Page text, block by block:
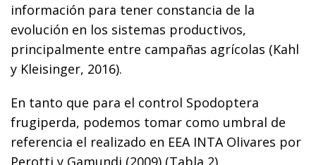
información para tener constancia de la
evolución en los sistemas productivos,
principalmente entre campañas agrícolas (Kahl
y Kleisinger, 2016).
En tanto que para el control Spodoptera
frugiperda, podemos tomar como umbral de
referencia el realizado en EEA INTA Olivares por
Perotti y Gamundi (2009) (Tabla 2).